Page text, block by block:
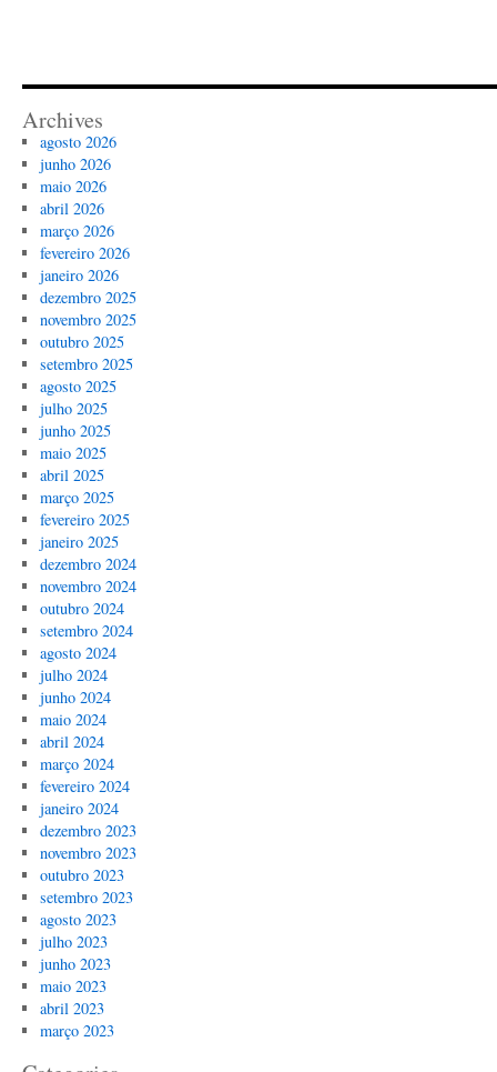
Archives
agosto 2026
junho 2026
maio 2026
abril 2026
março 2026
fevereiro 2026
janeiro 2026
dezembro 2025
novembro 2025
outubro 2025
setembro 2025
agosto 2025
julho 2025
junho 2025
maio 2025
abril 2025
março 2025
fevereiro 2025
janeiro 2025
dezembro 2024
novembro 2024
outubro 2024
setembro 2024
agosto 2024
julho 2024
junho 2024
maio 2024
abril 2024
março 2024
fevereiro 2024
janeiro 2024
dezembro 2023
novembro 2023
outubro 2023
setembro 2023
agosto 2023
julho 2023
junho 2023
maio 2023
abril 2023
março 2023